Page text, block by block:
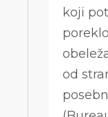
koji
od